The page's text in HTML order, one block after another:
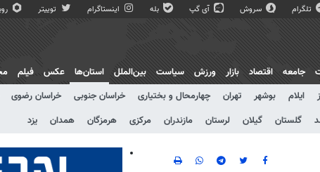
تلگرام سروش آی گپ بله اینستاگرام توییتر
جامعه اقتصاد بازار ورزش سیاست بین‌الملل
استان‌ها
ایلام بوشهر تهران چهارمحال و بختیاری خراسان جنوبی خراسان رضوی
گلستان گیلان لرستان مازندران مرکزی هرمزگان همدان یزد
عکس فیلم